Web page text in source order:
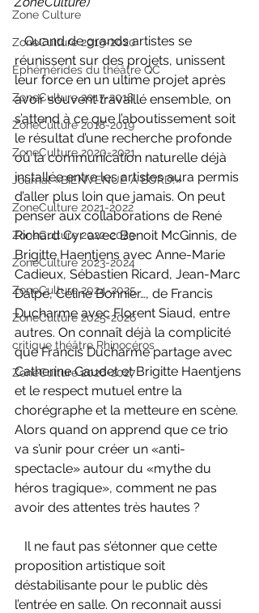
Zone Culture
ZoneCulture 2019-2020
Éphémérides du théâtre QC
ZoneCulture 2017-2018
ZoneCulture 2018-2019
ZoneCulture 2020-2021
Journal «BIENVENUE À BORD!»
ZoneCulture 2021-2022
ZoneCulture 2022-2023
ZoneCulture 2023-2024
ZoneCulture 2024-2025
ZoneCulture 2025-2026
critique théâtre Rhinocéros
ZoneCulture 2026-2027
   Quand de grands artistes se
réunissent sur des projets, unissent
leur force en un ultime projet après
avoir souvent travaillé ensemble, on
s’attend à ce que l’aboutissement soit
le résultat d’une recherche profonde
où la communication naturelle déjà
installée entre les artistes aura permis
d’aller plus loin que jamais. On peut
penser aux collaborations de René
Richard Cyr avec Benoit McGinnis, de
Brigitte Haentjens avec Anne-Marie
Cadieux, Sébastien Ricard, Jean-Marc
Dalpé, Céline Bonnier…, de Francis
Ducharme avec Florent Siaud, entre
autres. On connaît déjà la complicité
que Francis Ducharme partage avec
Catherine Gaudet et Brigitte Haentjens
et le respect mutuel entre la
chorégraphe et la metteure en scène.
Alors quand on apprend que ce trio
va s’unir pour créer un «anti-
spectacle» autour du «mythe du
héros tragique», comment ne pas
avoir des attentes très hautes ?
proposition artistique soit
déstabilisante pour le public dès
l’entrée en salle. On reconnait aussi